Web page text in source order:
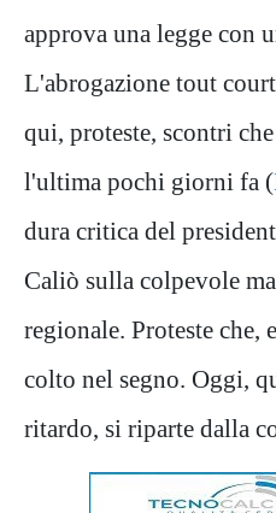
approva una legge con
L'abrogazione tout
qui, proteste, scontri
l'ultima pochi giorni fa (
dura critica del
Caliò sulla colpevole
regionale. Proteste che,
colto nel segno. Oggi,
ritardo, si riparte dalla